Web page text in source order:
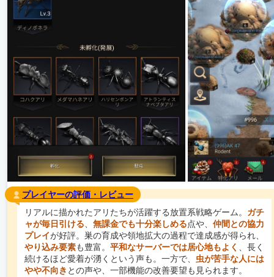
プレイヤーの評価・レビュー
リアルに描かれたアリたちが活躍する放置系戦略ゲーム。 ガチ
ャが毎日引ける、 無課金でも十分楽しめる点や、 仲間との協力
プレイが好評。巣の育成や領地拡大の過程で達成感が得られ、
やり込み要素も豊富。 平和なサーバーでは居心地もよく 、長く
続けるほど愛着が湧くという声も。一方で、 虫が苦手な人には
やや不向き との声や、一部機能の改善要望も見られます。